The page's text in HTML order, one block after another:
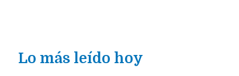
Lo más leído hoy